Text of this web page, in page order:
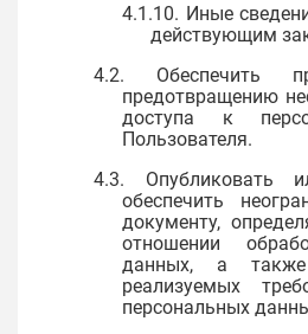
4.1.10. Иные
действующим
4.2. Обеспечить
предотвращению
доступа к
Пользователя.
4.3. Опубликовать
обеспечить
документу,
отношении
данных, а
реализуемых
персональных